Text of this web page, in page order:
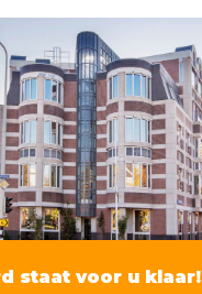
staat voor u klaar!